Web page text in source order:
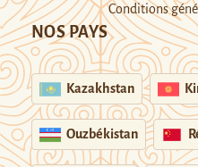
Conditions
NOS PAYS
Kazakhstan
Ouzbékistan